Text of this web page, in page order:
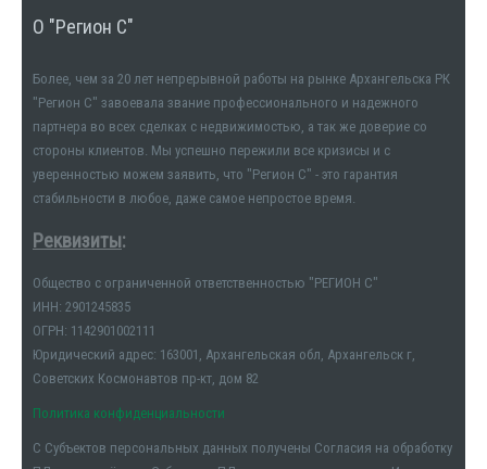
О "Регион С"
Более, чем за 20 лет непрерывной работы на рынке Архангельска РК
"Регион С" завоевала звание профессионального и надежного
партнера во всех сделках с недвижимостью, а так же доверие со
стороны клиентов. Мы успешно пережили все кризисы и с
уверенностью можем заявить, что "Регион С" - это гарантия
стабильности в любое, даже самое непростое время.
Реквизиты:
Общество с ограниченной ответственностью "РЕГИОН С"
ИНН: 2901245835
ОГРН: 1142901002111
Юридический адрес: 163001, Архангельская обл, Архангельск г,
Советских Космонавтов пр-кт, дом 82
Политика конфиденциальности
С Субъектов персональных данных получены Согласия на обработку